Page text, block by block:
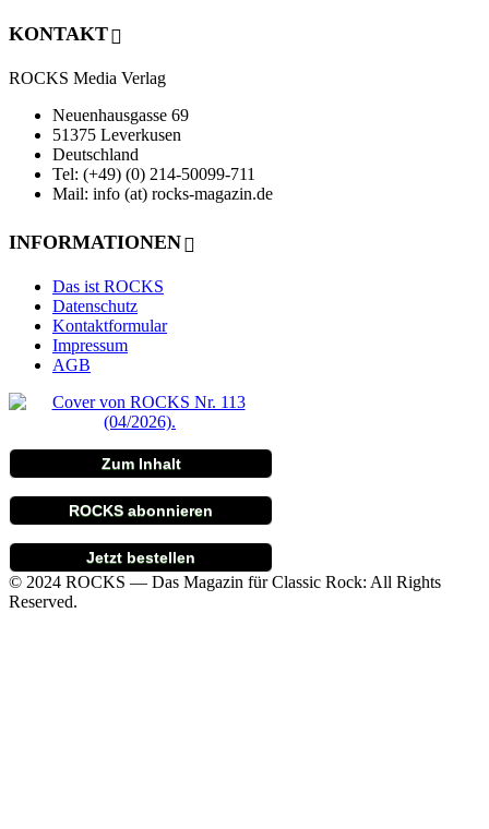
KONTAKT
ROCKS Media Verlag
Neuenhausgasse 69
51375 Leverkusen
Deutschland
Tel: (+49) (0) 214-50099-711
Mail: info (at) rocks-magazin.de
INFORMATIONEN
Das ist ROCKS
Datenschutz
Kontaktformular
Impressum
AGB
Zum Inhalt
ROCKS abonnieren
Jetzt bestellen
© 2024 ROCKS — Das Magazin für Classic Rock: All Rights
Reserved.